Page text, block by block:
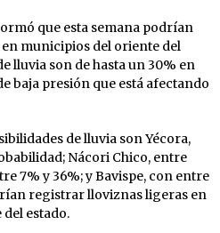
que esta semana podrían
municipios del oriente del
lluvia son de hasta un 30% en
baja presión que está afectando
de lluvia son Yécora,
Nácori Chico, entre
7% y 36%; y Bavispe, con entre
registrar lloviznas ligeras en
estado.